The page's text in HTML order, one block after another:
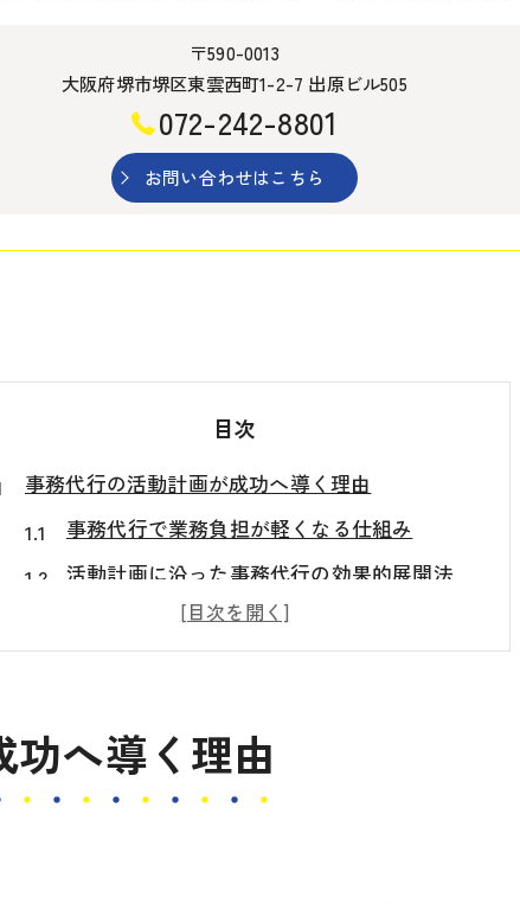
〒590-0013
大阪府堺市堺区東雲西町1-2-7 出原ビル505
072-242-8801
お問い合わせはこちら
目次
事務代行の活動計画が成功へ導く理由
事務代行で業務負担が軽くなる仕組み
活動計画に沿った事務代行の効果的展開法
事務代行を活かす企業の成功ポイント解説
業務効率化を実現する事務代行の実践法
事務代行を使った業務効率化の進め方解説
へ導く理由